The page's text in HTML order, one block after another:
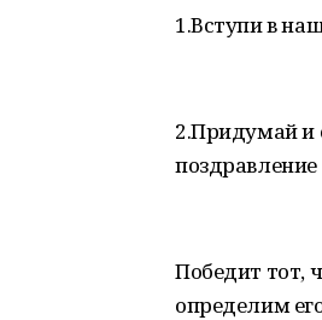
1.Вступи в
2.Придумай и
Победит тот,
определим